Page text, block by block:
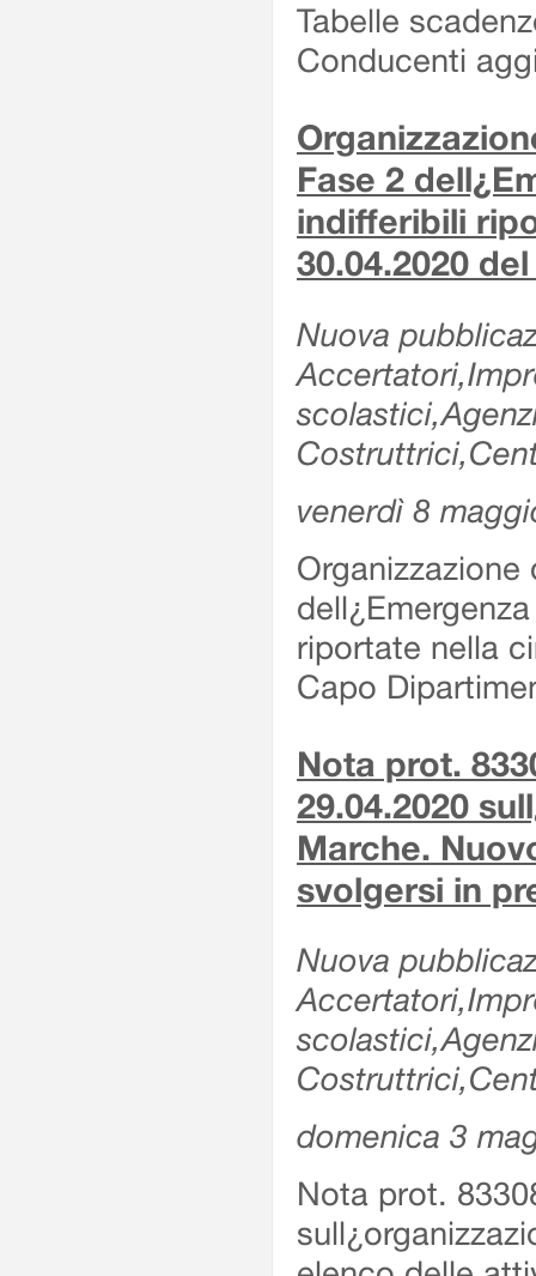
Tabelle
Conducenti
Fase 2
indifferibili
30.04.2020
Nuova
venerdì 8
riportate nella
Capo
Nota prot.
29.04.2020
Marche.
svolgersi in
Nuova
domenica 3
Nota prot.